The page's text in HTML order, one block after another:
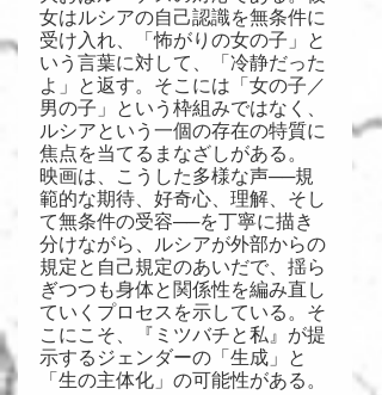
女はルシアの自己認識を無条件に
受け入れ、「怖がりの女の子」と
いう言葉に対して、「冷静だった
よ」と返す。そこには「女の子／
男の子」という枠組みではなく、
ルシアという一個の存在の特質に
焦点を当てるまなざしがある。
映画は、こうした多様な声──規
範的な期待、好奇心、理解、そし
て無条件の受容──を丁寧に描き
分けながら、ルシアが外部からの
規定と自己規定のあいだで、揺ら
ぎつつも身体と関係性を編み直し
ていくプロセスを示している。そ
こにこそ、『ミツバチと私』が提
示するジェンダーの「生成」と
「生の主体化」の可能性がある。